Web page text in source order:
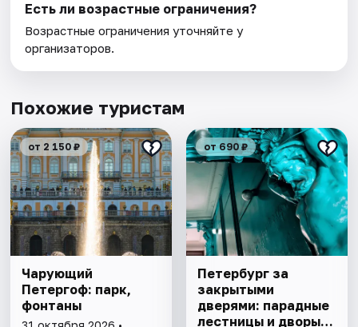
Есть ли возрастные ограничения?
Возрастные ограничения уточняйте у
организаторов.
Похожие туристам
от 2 150 ₽
Чарующий
Петергоф: парк,
фонтаны
от 690 ₽
Петербург за
закрытыми
дверями: парадные
лестницы и дворы-